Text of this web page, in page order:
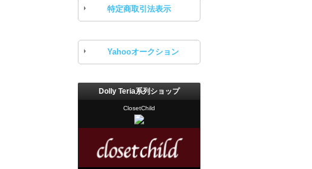
特定商取引法表示
Yahooオークション
Dolly Teria系列ショップ
ClosetChild